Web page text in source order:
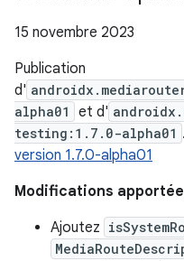
15 novembre 2023
Publication
d'
alpha01
et d'
testing:1.7.0-alpha01 .
version 1.7.0-alpha01
Modifications
Ajoutez